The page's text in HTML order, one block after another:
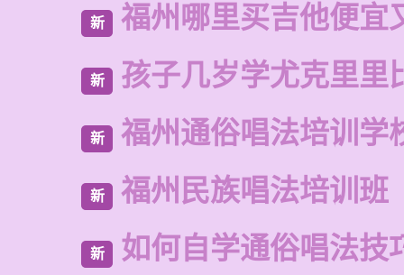
新 福州哪里买吉他便宜
新 孩子几岁学尤克里里
新 福州通俗唱法培训学
新 福州民族唱法培训班
新 如何自学通俗唱法技